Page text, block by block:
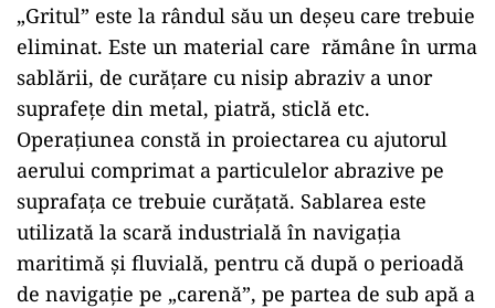
„Gritul” este la rândul său un deșeu care trebuie
eliminat. Este un material care rămâne în urma
sablării, de curățare cu nisip abraziv a unor
suprafețe din metal, piatră, sticlă etc.
Operațiunea constă in proiectarea cu ajutorul
aerului comprimat a particulelor abrazive pe
suprafața ce trebuie curățată. Sablarea este
utilizată la scară industrială în navigația
maritimă și fluvială, pentru că după o perioadă
de navigație pe „carenă”, pe partea de sub apă a